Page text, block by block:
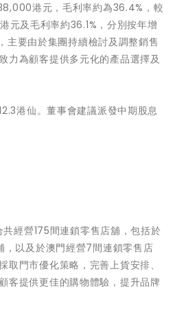
港元，毛利率約為36.4%，較
元及毛利率約36.1%，分別按年增
主要由於集團持續檢討及調整銷售
力為顧客提供多元化的產品選擇及
港仙。董事會建議派發中期股息
經營175間連鎖零售店舖，包括於
，以及於澳門經營7間連鎖零售店
取門市優化策略，完善上貨安排、
客提供更佳的購物體驗，提升品牌